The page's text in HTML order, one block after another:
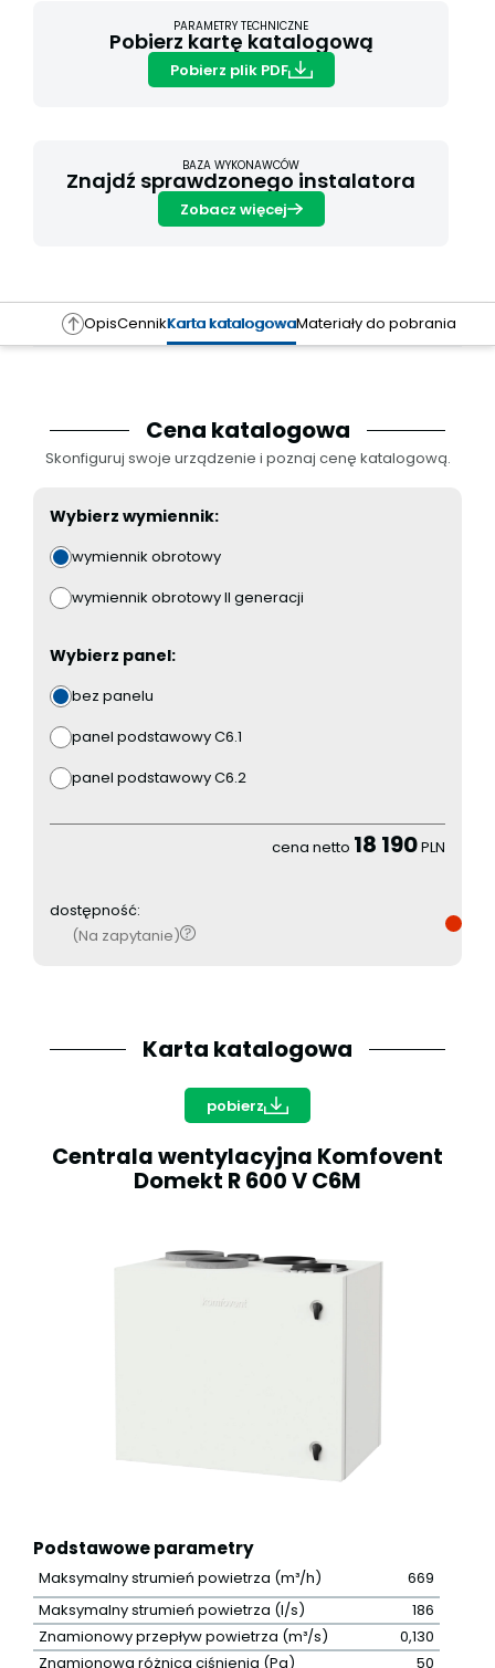
PARAMETRY TECHNICZNE
Pobierz kartę katalogową
Pobierz plik PDF
BAZA WYKONAWCÓW
Znajdź sprawdzonego instalatora
Zobacz więcej
OpisCennikKarta katalogowaMateriały do pobrania
Cena katalogowa
Skonfiguruj swoje urządzenie i poznaj cenę katalogową.
Wybierz wymiennik:
wymiennik obrotowy
wymiennik obrotowy II generacji
Wybierz panel:
bez panelu
panel podstawowy C6.1
panel podstawowy C6.2
cena netto 18 190PLN
dostępność:
(Na zapytanie)
Karta katalogowa
pobierz
Centrala wentylacyjna Komfovent
Domekt R 600 V C6M
Podstawowe parametry
Maksymalny strumień powietrza (m³/h)
669
Maksymalny strumień powietrza (l/s)
186
Znamionowy przepływ powietrza (m³/s)
0,130
Znamionowa różnica ciśnienia (Pa)
50